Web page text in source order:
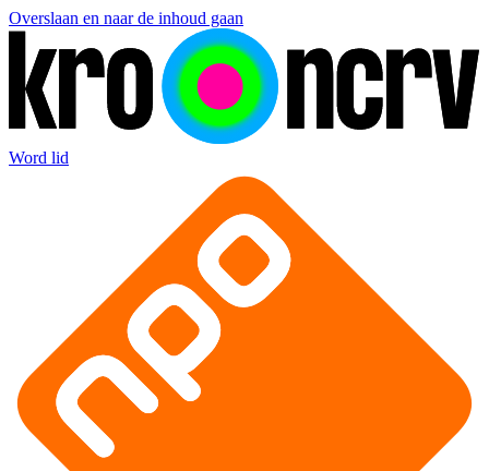
Overslaan en naar de inhoud gaan
Word lid